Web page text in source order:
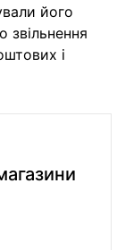
його
і